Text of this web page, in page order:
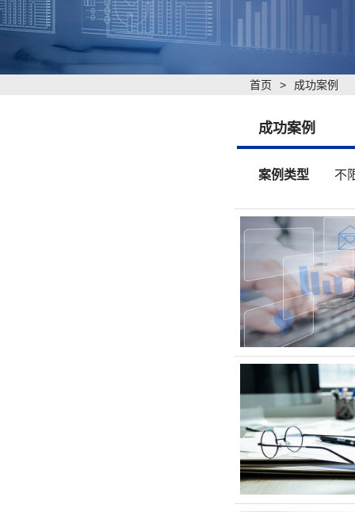
首页 > 成功案例
成功案例
案例类型 不